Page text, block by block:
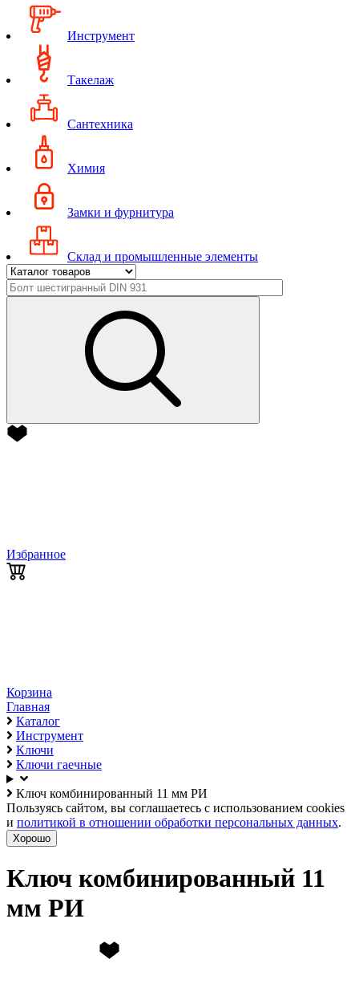
Инструмент
Такелаж
Сантехника
Химия
Замки и фурнитура
Склад и промышленные элементы
Избранное
Корзина
Главная
Каталог
Инструмент
Ключи
Ключи гаечные
Ключ комбинированный 11 мм РИ
Пользуясь сайтом, вы соглашаетесь с использованием cookies
и политикой в отношении обработки персональных данных.
Хорошо
Ключ комбинированный 11
мм РИ